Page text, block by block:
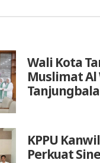
Wali Kota
Muslimat Al
KPPU
Perkuat